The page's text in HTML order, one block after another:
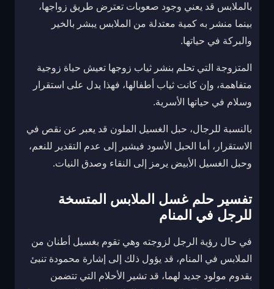
بالملابس قد يعني وجود صعوبات تعترض طريق زواجها،
بينما منشر به كمية معتدلة من الملابس يبشر بالخير
والبركة في حياتها.
المتزوجة التي تحلم بنشر ثياب زوجها تعيش حياة زوجية
متفاهمة، وإن كانت ثياب أطفالها، فهذا يدل على استقرار
وسلام في حياتها الأسرية.
بالنسبة للرجال، حبل الغسيل الملون قد يعبر عن نقص في
الاستقرار، أما الحبل الأسود فيشير إلى عدم التقدير للنعم،
وحبل الغسيل الأبيض يرمز إلى النقاء وصدق النيات.
تفسير حلم غسل الملابس المتسخة
للرجل في المنام
في حال رؤية الرجل لزوجته وهي تقوم بغسيل أطنان من
الملابس في المنام، قد يؤول ذلك إلى إشارة محمودة تنبئ
بقدوم مولود جديد لهما، قد تشير الأحلام التي تتضمن